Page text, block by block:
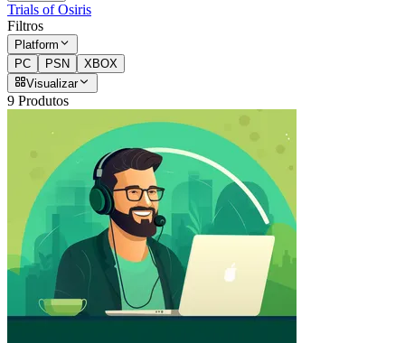
Trials of Osiris
Filtros
Platform
PC
PSN
XBOX
Visualizar
9 Produtos